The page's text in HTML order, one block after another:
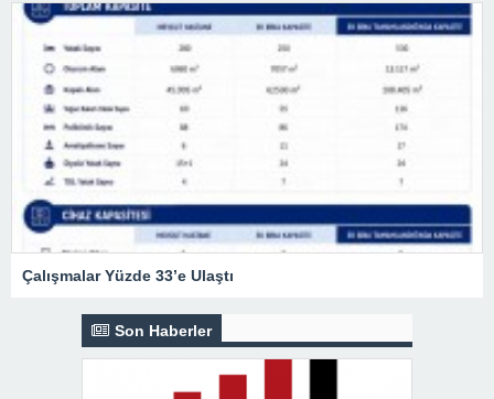
Çalışmalar Yüzde 33’e Ulaştı
Son Haberler